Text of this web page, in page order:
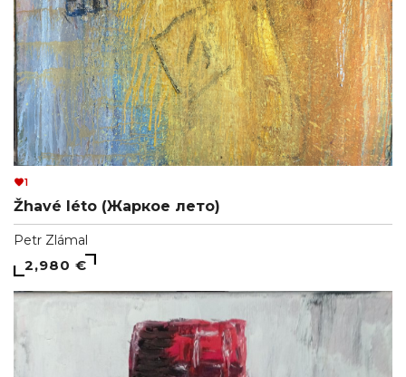
1
Žhavé léto (Жаркое лето)
Petr Zlámal
2,980 €